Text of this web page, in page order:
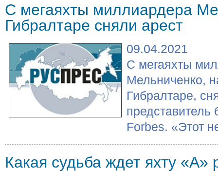
С мегаяхты миллиардера
Гибралтаре сняли арест
09.04.2021
С мегаяхты
Мельниченко,
Гибралтаре,
Forbes. «Этот
Какая судьба ждет яхту «А»